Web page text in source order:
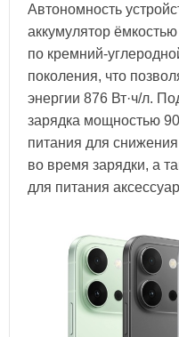
Автономность
аккумулятор
по кремний-
поколения, что
энергии 876 Вт·ч/л.
зарядка мощностью
питания для
во время зарядки, а
для питания